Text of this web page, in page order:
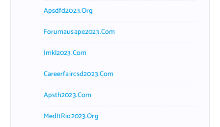
Apsdfd2023.org
Forumausape2023.com
Imkl2023.com
Careerfaircsd2023.com
Apsth2023.com
MedItRio2023.org